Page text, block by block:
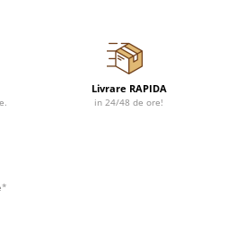
Livrare RAPIDA
in 24/48 de ore!